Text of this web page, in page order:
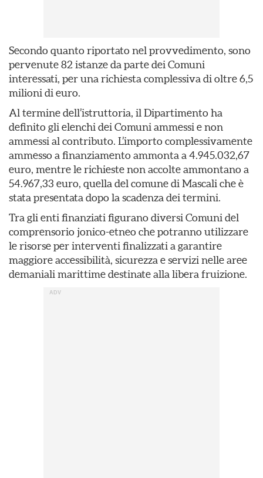
Secondo quanto riportato nel provvedimento, sono
pervenute 82 istanze da parte dei Comuni
interessati, per una richiesta complessiva di oltre 6,5
milioni di euro.
Al termine dell’istruttoria, il Dipartimento ha
definito gli elenchi dei Comuni ammessi e non
ammessi al contributo. L’importo complessivamente
ammesso a finanziamento ammonta a 4.945.032,67
euro, mentre le richieste non accolte ammontano a
54.967,33 euro, quella del comune di Mascali che è
stata presentata dopo la scadenza dei termini.
Tra gli enti finanziati figurano diversi Comuni del
comprensorio jonico-etneo che potranno utilizzare
le risorse per interventi finalizzati a garantire
maggiore accessibilità, sicurezza e servizi nelle aree
demaniali marittime destinate alla libera fruizione.